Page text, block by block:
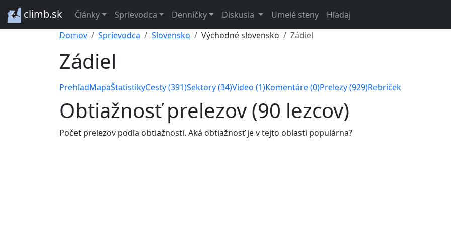
climb.sk Články Sprievodca Denníčky Diskusia Umelé steny Hľadaj
Domov
Sprievodca Slovensko Východné slovensko Zádiel
Zádiel
PrehľadMapaŠtatistikyCesty (391)Sektory (34)Video (1)Komentáre (0)Prelezy (929)Rebríček
Obtiažnosť prelezov (90 lezcov)
Počet prelezov podľa obtiažnosti. Aká obtiažnosť je v tejto oblasti populárna?